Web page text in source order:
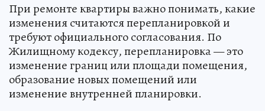
При ремонте квартиры важно понимать, какие
изменения считаются перепланировкой и
требуют официального согласования. По
Жилищному кодексу, перепланировка — это
изменение границ или площади помещения,
образование новых помещений или
изменение внутренней планировки.